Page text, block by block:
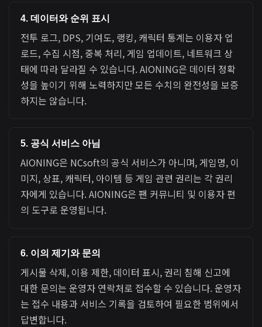
4. 데이터와 순위 표시
전투 로그, DPS, 기여도, 랭킹, 캐릭터 통계는 이용자 업
로드, 수집 시점, 중복 처리, 게임 업데이트, 네트워크 상
태에 따라 달라질 수 있습니다. AIONING은 데이터 정확
성을 높이기 위해 노력하지만 모든 수치의 완전성을 보증
하지는 않습니다.
5. 공식 서비스 아님
AIONING은 NCsoft의 공식 서비스가 아니며, 게임명, 이
미지, 상표, 캐릭터, 아이템 등 게임 관련 권리는 각 권리
자에게 있습니다. AIONING은 팬 커뮤니티 및 이용자 편
의 도구로 운영됩니다.
6. 이의 제기와 문의
게시물 삭제, 이용 제한, 데이터 표시, 권리 침해 신고에
대한 문의는 운영자 연락처로 접수할 수 있습니다. 운영자
는 접수 내용과 서비스 기록을 검토하여 필요한 범위에서
답변합니다.